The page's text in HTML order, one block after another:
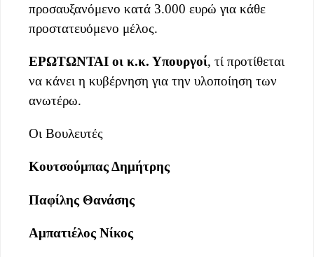
προσαυξανόμενο κατά 3.000 ευρώ για κάθε
προστατευόμενο μέλος.
ΕΡΩΤΩΝΤΑΙ οι κ.κ. Υπουργοί, τί προτίθεται
να κάνει η κυβέρνηση για την υλοποίηση των
ανωτέρω.
Οι Βουλευτές
Κουτσούμπας Δημήτρης
Παφίλης Θανάσης
Αμπατιέλος Νίκος